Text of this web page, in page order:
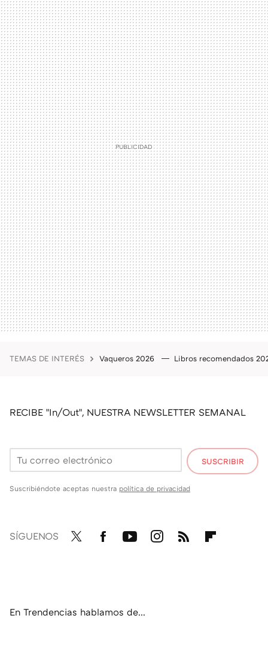
TEMAS DE INTERÉS Vaqueros 2026 Libros recomendados
RECIBE "In/Out", NUESTRA NEWSLETTER SEMANAL
SUSCRIBIR
Suscribiéndote aceptas nuestra política de privacidad
SÍGUENOS
En Trendencias hablamos de...